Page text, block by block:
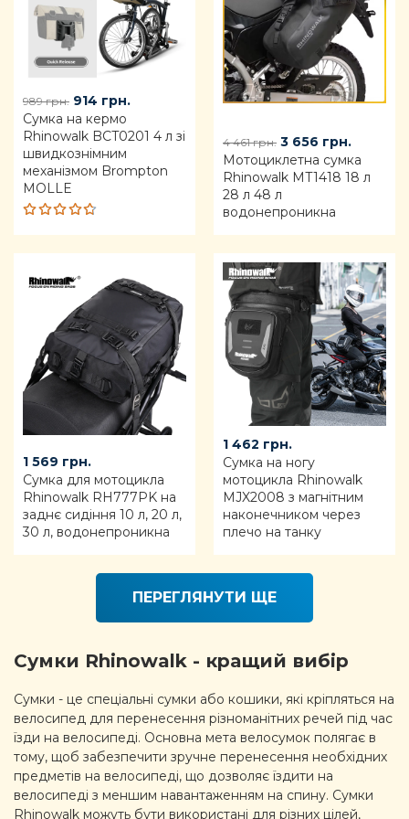
989грн. Original
price
was:
989 грн..
914 грн.Current
is:
Сумка на кермо
Rhinowalk BCT0201 4 л зі
швидкознімним
механізмом Brompton
MOLLE
Rated
4.68
4 461грн. Original
price
was:
4
461 грн..
3 656 грн.Current
price
is:
Мотоциклетна сумка
Rhinowalk MT1418 18 л
28 л 48 л
водонепроникна
1 569 грн.
Сумка для мотоцикла
Rhinowalk RH777PK на
заднє сидіння 10 л, 20 л,
30 л, водонепроникна
1 462 грн.
Сумка на ногу
мотоцикла Rhinowalk
MJX2008 з магнітним
наконечником через
плечо на танку
ПЕРЕГЛЯНУТИ ЩЕ
Сумки Rhinowalk - кращий вибір
Сумки - це спеціальні сумки або кошики, які кріпляться на
велосипед для перенесення різноманітних речей під час
їзди на велосипеді. Основна мета велосумок полягає в
тому, щоб забезпечити зручне перенесення необхідних
предметів на велосипеді, що дозволяє їздити на
велосипеді з меншим навантаженням на спину. Сумки
Rhinowalk можуть бути використані для різних цілей,